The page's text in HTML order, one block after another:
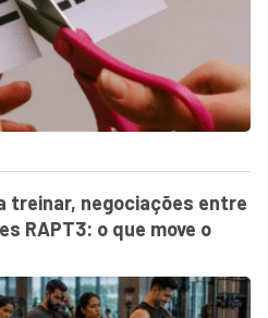
treinar, negociações entre
RAPT3: o que move o